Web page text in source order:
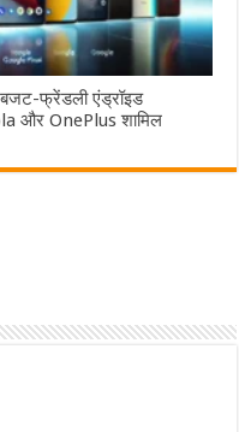
फ्रेंडली एंड्रॉइड
और OnePlus शामिल